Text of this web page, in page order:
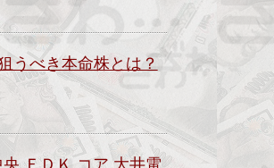
うべき本命株とは？
,ＦＤＫ,コア,大井電